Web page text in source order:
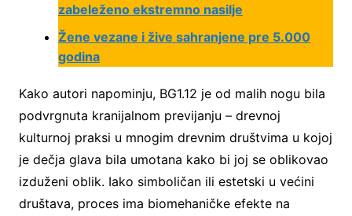
zabeleženo ekstremno nasilje
Žene vezane i žive sahranjene pre 5.000
godina
Kako autori napominju, BG1.12 je od malih nogu bila
podvrgnuta kranijalnom previjanju – drevnoj
kulturnoj praksi u mnogim drevnim društvima u kojoj
je dečja glava bila umotana kako bi joj se oblikovao
izduženi oblik. Iako simboličan ili estetski u većini
društava, proces ima biomehaničke efekte na